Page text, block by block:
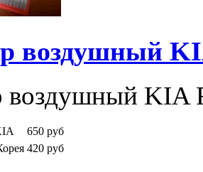
воздушный
воздушный KIA
650 руб
420 руб